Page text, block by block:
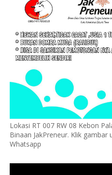
Lokasi RT 007 RW 08 Kebon
Binaan JakPreneur. Klik gambar
Whatsapp